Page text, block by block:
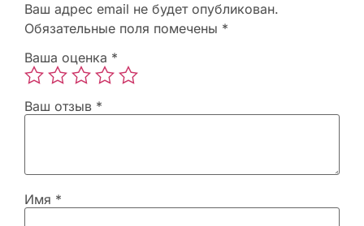
Ваш адрес email не будет опубликован.
Обязательные поля помечены *
Ваша оценка *
Ваш отзыв *
Имя *